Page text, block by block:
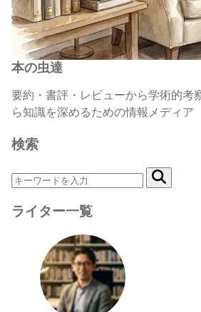
本の虫達
要約・書評・レビューから学術的考
ら知識を深めるための情報メディア
検索
ライター一覧